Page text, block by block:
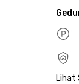
Lihat